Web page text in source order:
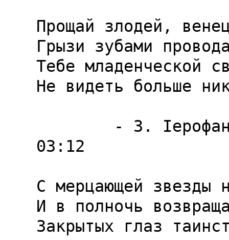
Прощай злодей,
Грызи зубами
Тебе младенческой
Не видеть больше
03:12
С мерцающей звезды
И в полночь
Закрытых глаз